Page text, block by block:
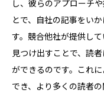
し、彼らのアプローチ
とで、自社の記事をい
す。競合他社が提供し
見つけ出すことで、読
ができるのです。これ
でき、より多くの読者